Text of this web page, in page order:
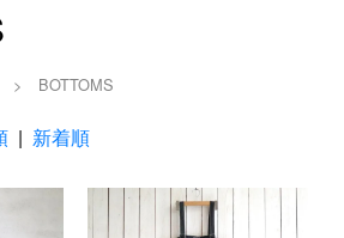
> BOTTOMS
| 新着順